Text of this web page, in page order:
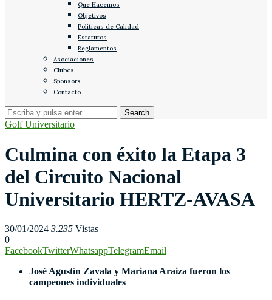
Que Hacemos
Objetivos
Políticas de Calidad
Estatutos
Reglamentos
Asociaciones
Clubes
Sponsors
Contacto
Golf Universitario
Culmina con éxito la Etapa 3
del Circuito Nacional
Universitario HERTZ-AVASA
30/01/2024 3.235 Vistas
0
FacebookTwitterWhatsappTelegramEmail
José Agustín Zavala y Mariana Araiza fueron los
campeones individuales